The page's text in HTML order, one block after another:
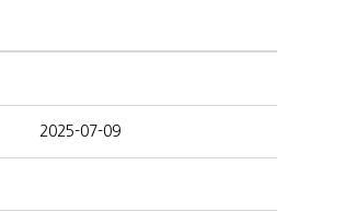
2025-07-09